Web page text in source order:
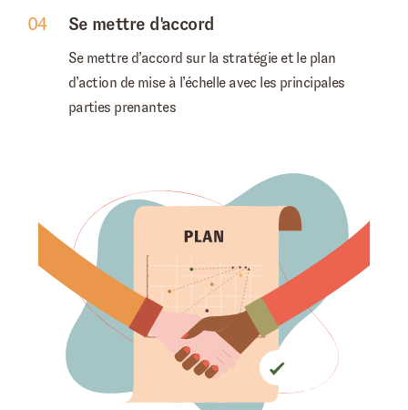
04 Se mettre d'accord
Se mettre d’accord sur la stratégie et le plan
d’action de mise à l’échelle avec les principales
parties prenantes